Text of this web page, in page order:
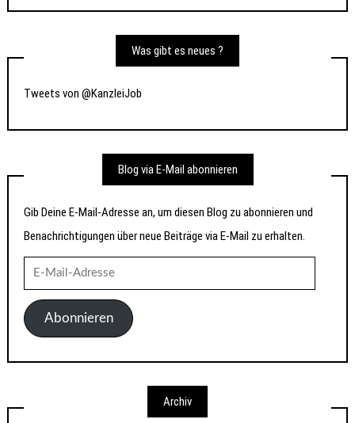
Was gibt es neues ?
Tweets von @KanzleiJob
Blog via E-Mail abonnieren
Gib Deine E-Mail-Adresse an, um diesen Blog zu abonnieren und
Benachrichtigungen über neue Beiträge via E-Mail zu erhalten.
Mail-
AdresseAbonnieren
Archiv